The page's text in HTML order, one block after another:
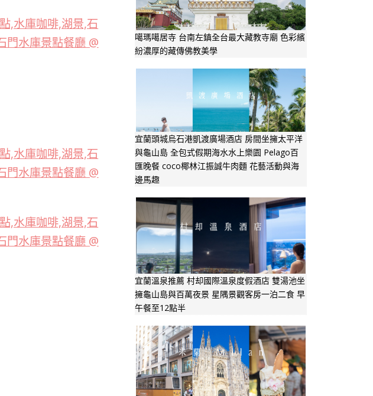
噶瑪噶居寺 台南左鎮全台最大藏教寺廟 色彩繽
紛濃厚的藏傳佛教美學
宜蘭頭城烏石港凱渡廣場酒店 房間坐擁太平洋
與龜山島 全包式假期海水水上樂園 Pelago百
匯晚餐 coco椰林江振誠牛肉麵 花藝活動與海
邊馬趣
宜蘭溫泉推薦 村却國際溫泉度假酒店 雙湯池坐
擁龜山島與百萬夜景 星隅景觀客房一泊二食 早
午餐至12點半